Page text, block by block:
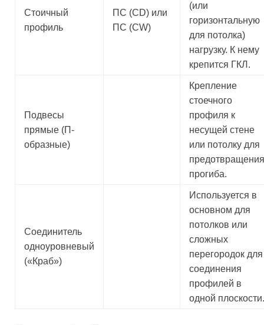
Стоичный
профиль
ПС (CD) или
ПС (CW)
(или
горизонтальную
для потолка)
нагрузку. К нему
крепится ГКЛ.
Подвесы
прямые (П-
образные)
Крепление
стоечного
профиля к
несущей стене
или потолку для
предотвращения
прогиба.
Соединитель
одноуровневый
(«Краб»)
Используется в
основном для
потолков или
сложных
перегородок для
соединения
профилей в
одной плоскости.